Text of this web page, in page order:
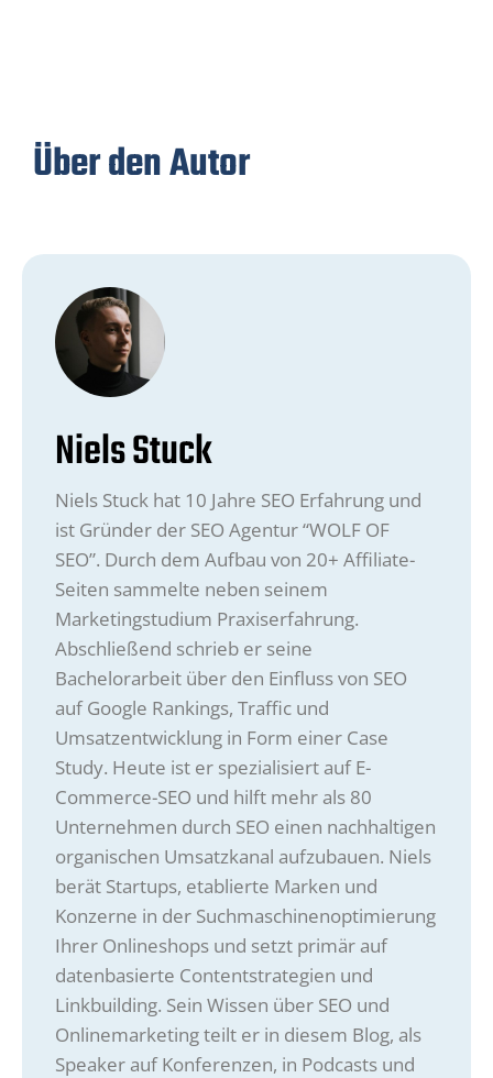
Über den Autor
Niels Stuck
Niels Stuck hat 10 Jahre SEO Erfahrung und
ist Gründer der SEO Agentur “WOLF OF
SEO”. Durch dem Aufbau von 20+ Affiliate-
Seiten sammelte neben seinem
Marketingstudium Praxiserfahrung.
Abschließend schrieb er seine
Bachelorarbeit über den Einfluss von SEO
auf Google Rankings, Traffic und
Umsatzentwicklung in Form einer Case
Study. Heute ist er spezialisiert auf E-
Commerce-SEO und hilft mehr als 80
Unternehmen durch SEO einen nachhaltigen
organischen Umsatzkanal aufzubauen. Niels
berät Startups, etablierte Marken und
Konzerne in der Suchmaschinenoptimierung
Ihrer Onlineshops und setzt primär auf
datenbasierte Contentstrategien und
Linkbuilding. Sein Wissen über SEO und
Onlinemarketing teilt er in diesem Blog, als
Speaker auf Konferenzen, in Podcasts und